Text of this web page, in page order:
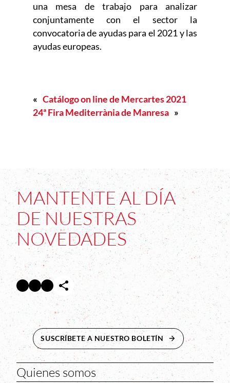
una mesa de trabajo para analizar
conjuntamente con el sector la
convocatoria de ayudas para el 2021 y las
ayudas europeas.
« Catálogo on line de Mercartes 2021
24ª Fira Mediterrània de Manresa »
MANTENTE AL DÍA
DE NUESTRAS
NOVEDADES
Facebook Abre en nueva ventana
Twitter Abre en nueva ventana
InstagramAbre en nueva ventana
SUSCRÍBETE A NUESTRO BOLETÍN ABRE EN NUEVA
Quienes somos